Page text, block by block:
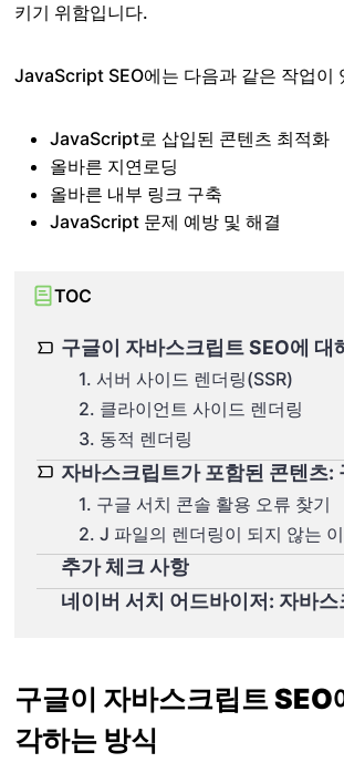
키기 위함입니다.
JavaScript SEO에는 다음과 같은 작업이
JavaScript로 삽입된 콘텐츠 최적화
올바른 지연로딩
올바른 내부 링크 구축
JavaScript 문제 예방 및 해결
TOC
1. 서버 사이드 렌더링(SSR)
2. 클라이언트 사이드 렌더링
3. 동적 렌더링
1. 구글 서치 콘솔 활용 오류 찾기
2. J 파일의 렌더링이 되지 않는
추가 체크 사항
네이버 서치 어드바이저: 자바스
구글이 자바스크립트 SEO
각하는 방식